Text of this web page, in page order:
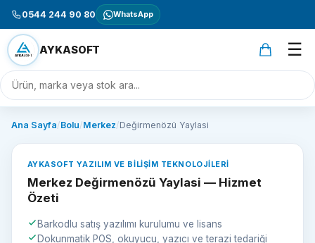
0544 244 90 80 WhatsApp
AYKASOFT ☰
Ana Sayfa/Bolu/Merkez/Değirmenözü Yaylasi
AYKASOFT YAZILIM VE BILIŞIM TEKNOLOJILERI
Merkez Değirmenözü Yaylasi — Hizmet
Özeti
Barkodlu satış yazılımı kurulumu ve lisans
Dokunmatik POS, okuyucu, yazıcı ve terazi tedariği